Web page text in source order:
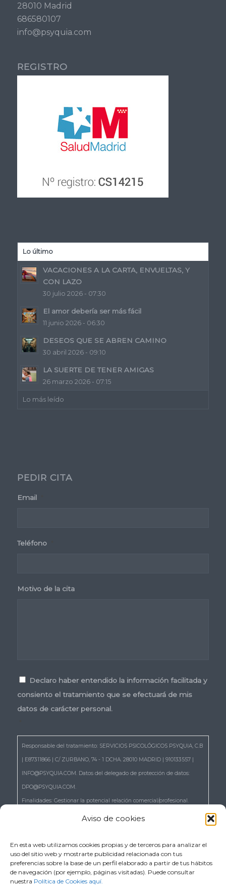
Aviso de cookies
En esta web utilizamos cookies propias y de terceros para analizar el
uso del sitio web y mostrarte publicidad relacionada con tus
preferencias sobre la base de un perfil elaborado a partir de tus hábitos
de navegación (por ejemplo, páginas visitadas). Puede consultar
nuestra Política de Cookies aquí.
28010 Madrid
686580107
info@psyquia.com
REGISTRO
Lo último
VACACIONES A LA CARTA, ENVUELTAS, Y
CON LAZO
30 julio 2026 - 07:30
El amor debería ser más fácil
11 junio 2026 - 06:30
DESEOS QUE SE ABREN CAMINO
30 abril 2026 - 09:10
LA SUERTE DE TENER AMIGAS
26 marzo 2026 - 07:15
Lo más leído
PEDIR CITA
Email
Teléfono
Motivo de la cita
Declaro haber entendido la información facilitada y
consiento el tratamiento que se efectuará de mis
datos de carácter personal.
Responsable del tratamiento: SERVICIOS PSICOLÓGICOS PSYQUIA, C.B
| E87311866 | C/ ZURBANO, 74 - 1 DCHA. 28010 MADRID | 910133557 |
INFO@PSYQUIA.COM. Datos del delegado de protección de datos:
DPO@PSYQUIA.COM.
Finalidades: Gestionar la potencial relación comercial/profesional.
22 del RGPD, de acceso, rectificación, supresión, portabilidad,
únicamente en el tratamiento automatizado de sus datos, cuando